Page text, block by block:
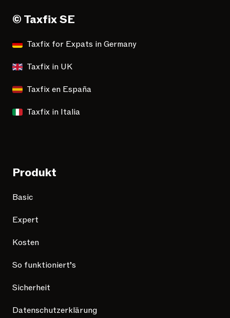
© Taxfix SE
Taxfix for Expats in Germany
Taxfix in UK
Taxfix en España
Taxfix in Italia
Produkt
Basic
Expert
Kosten
So funktioniert’s
Sicherheit
Datenschutzerklärung